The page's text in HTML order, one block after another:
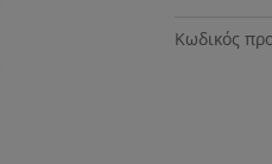
Κωδικός